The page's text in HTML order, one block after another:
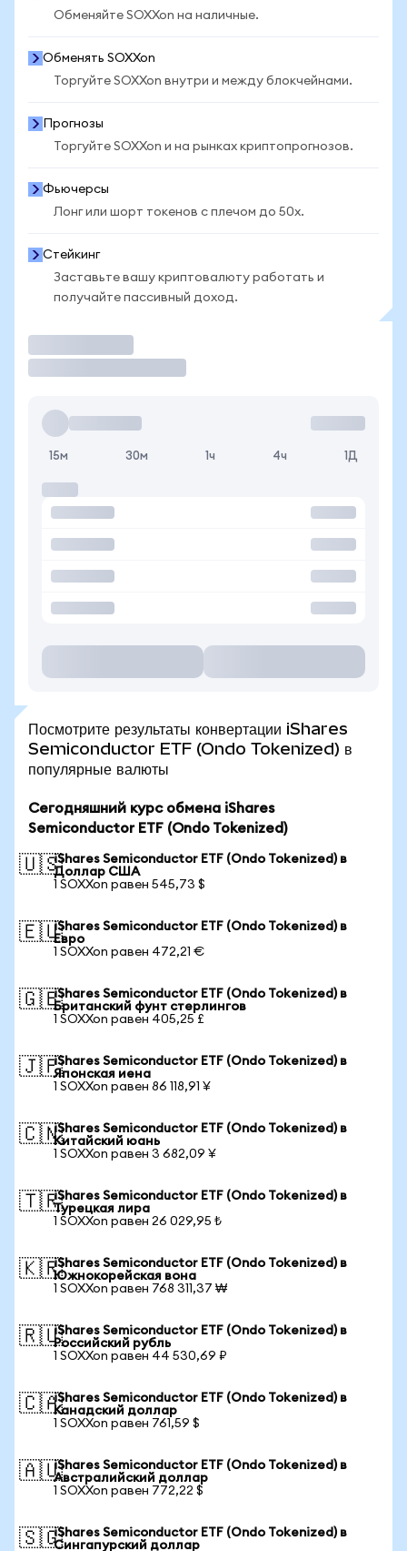
Обменяйте SOXXon на наличные.
Обменять SOXXon
Торгуйте SOXXon внутри и между блокчейнами.
Прогнозы
Торгуйте SOXXon и на рынках криптопрогнозов.
Фьючерсы
Лонг или шорт токенов с плечом до 50x.
Стейкинг
Заставьте вашу криптовалюту работать и
получайте пассивный доход.
15м 30м 1ч 4ч 1Д
Посмотрите результаты конвертации iShares
Semiconductor ETF (Ondo Tokenized) в
популярные валюты
Сегодняшний курс обмена iShares
Semiconductor ETF (Ondo Tokenized)
🇺🇸iShares Semiconductor ETF (Ondo Tokenized) в
Доллар США
1 SOXXon равен 545,73 $
🇪🇺iShares Semiconductor ETF (Ondo Tokenized) в
Евро
1 SOXXon равен 472,21 €
🇬🇧iShares Semiconductor ETF (Ondo Tokenized) в
Британский фунт стерлингов
1 SOXXon равен 405,25 £
🇯🇵iShares Semiconductor ETF (Ondo Tokenized) в
Японская иена
1 SOXXon равен 86 118,91 ¥
🇨🇳iShares Semiconductor ETF (Ondo Tokenized) в
Китайский юань
1 SOXXon равен 3 682,09 ¥
🇹🇷iShares Semiconductor ETF (Ondo Tokenized) в
Турецкая лира
1 SOXXon равен 26 029,95 ₺
🇰🇷iShares Semiconductor ETF (Ondo Tokenized) в
Южнокорейская вона
1 SOXXon равен 768 311,37 ₩
🇷🇺iShares Semiconductor ETF (Ondo Tokenized) в
Российский рубль
1 SOXXon равен 44 530,69 ₽
🇨🇦iShares Semiconductor ETF (Ondo Tokenized) в
Канадский доллар
1 SOXXon равен 761,59 $
🇦🇺iShares Semiconductor ETF (Ondo Tokenized) в
Австралийский доллар
1 SOXXon равен 772,22 $
🇸🇬iShares Semiconductor ETF (Ondo Tokenized) в
Сингапурский доллар